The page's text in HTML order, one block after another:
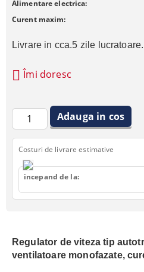
Regulator de viteza tip
ventilatoare monofazate,
Alimentare electrica:
Curent maxim:
Livrare in cca.5 zile lucratoare.
Îmi doresc
Costuri de livrare estimative
incepand de la: